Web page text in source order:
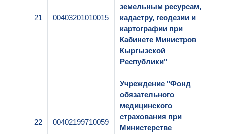
21 00403201010015
земельным ресурсам,
кадастру, геодезии и
картографии при
Кабинете Министров
Кыргызской
Республики"
22 00402199710059
Учреждение "Фонд
обязательного
медицинского
страхования при
Министерстве